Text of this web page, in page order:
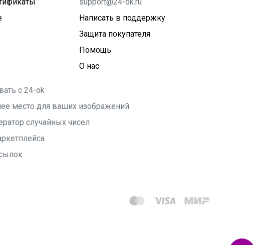
Написать в поддержку
Защита покупателя
Помощь
О нас
с 24-ok
место для ваших изображений
случайных чисел